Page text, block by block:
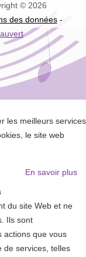
© 2026
des données-
les meilleurs services
le site web
En savoir plus
du site Web et ne
Ils sont
actions que vous
de services, telles